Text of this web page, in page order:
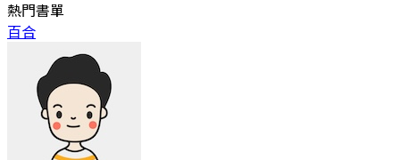
熱門書單
百合